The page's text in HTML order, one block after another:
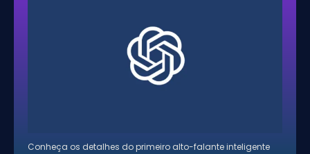
Conheça os detalhes do primeiro alto-falante inteligente